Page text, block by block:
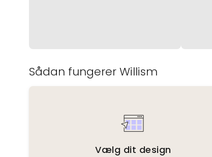
Sådan fungerer Willism
Vælg dit design